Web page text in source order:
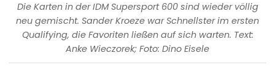
Die Karten in der IDM Supersport 600 sind wieder völlig
neu gemischt. Sander Kroeze war Schnellster im ersten
Qualifying, die Favoriten ließen auf sich warten. Text:
Anke Wieczorek; Foto: Dino Eisele